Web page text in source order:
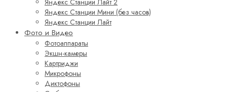
Яндекс Станции Мини (без часов)
Яндекс Станции Лайт
Фото и Видео
Фотоаппараты
Экшн-камеры
Картриджи
Микрофоны
Диктофоны